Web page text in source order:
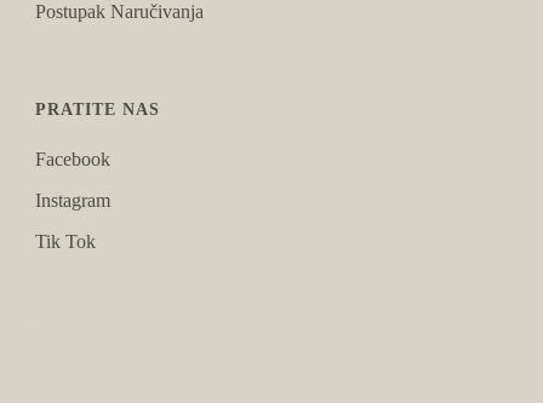
Postupak Naručivanja
PRATITE NAS
Facebook
Instagram
Tik Tok